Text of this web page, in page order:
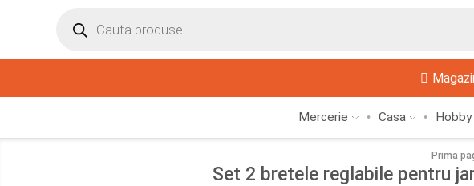
Mercerie Casa
Prima
Set 2 bretele reglabile pentru